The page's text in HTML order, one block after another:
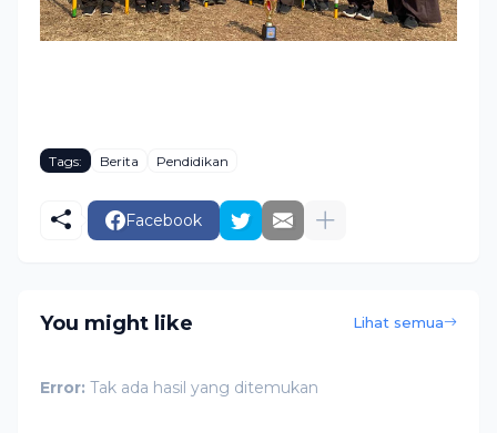
Tags: Berita Pendidikan
Facebook
You might like Lihat semua
Error: Tak ada hasil yang ditemukan